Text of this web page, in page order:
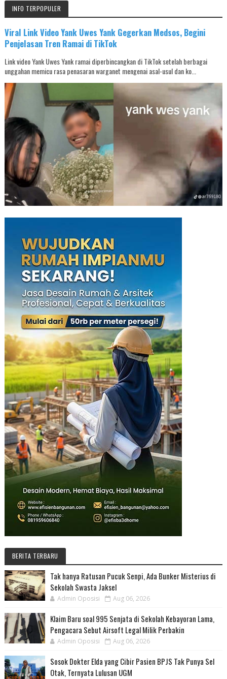
INFO TERPOPULER
Viral Link Video Yank Uwes Yank Gegerkan Medsos, Begini
Penjelasan Tren Ramai di TikTok
Link video Yank Uwes Yank ramai diperbincangkan di TikTok setelah berbagai
unggahan memicu rasa penasaran warganet mengenai asal-usul dan ko...
BERITA TERBARU
Tak hanya Ratusan Pucuk Senpi, Ada Bunker Misterius di
Sekolah Swasta Jaksel
Admin Oposisi Aug 06, 2026
Klaim Baru soal 995 Senjata di Sekolah Kebayoran Lama,
Pengacara Sebut Airsoft Legal Milik Perbakin
Admin Oposisi Aug 06, 2026
Sosok Dokter Elda yang Cibir Pasien BPJS Tak Punya Sel
Otak, Ternyata Lulusan UGM